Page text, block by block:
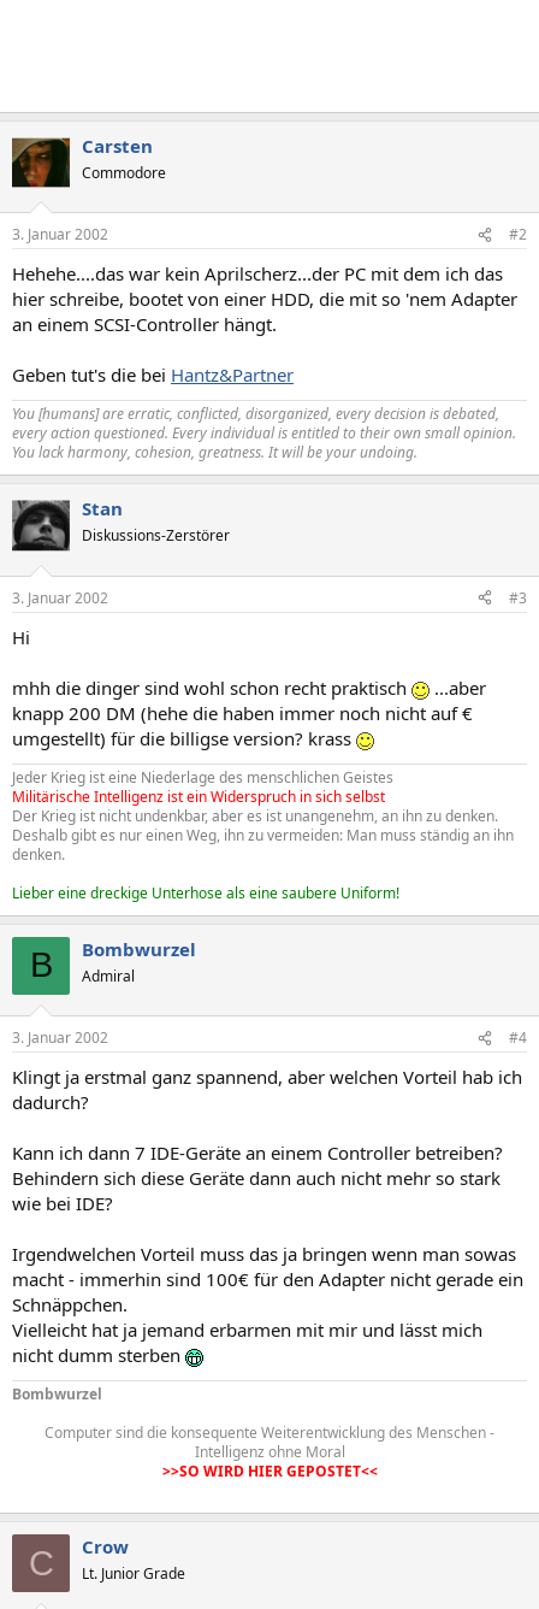
Carsten
Commodore
3. Januar 2002 #2
Hehehe....das war kein Aprilscherz...der PC mit dem ich das
hier schreibe, bootet von einer HDD, die mit so 'nem Adapter
an einem SCSI-Controller hängt.
Geben tut's die bei Hantz&Partner
You [humans] are erratic, conflicted, disorganized, every decision is debated,
every action questioned. Every individual is entitled to their own small opinion.
You lack harmony, cohesion, greatness. It will be your undoing.
Stan
Diskussions-Zerstörer
3. Januar 2002 #3
Hi
mhh die dinger sind wohl schon recht praktisch
...aber
knapp 200 DM (hehe die haben immer noch nicht auf €
umgestellt) für die billigse version? krass
Jeder Krieg ist eine Niederlage des menschlichen Geistes
Militärische Intelligenz ist ein Widerspruch in sich selbst
Der Krieg ist nicht undenkbar, aber es ist unangenehm, an ihn zu denken.
Deshalb gibt es nur einen Weg, ihn zu vermeiden: Man muss ständig an ihn
denken.
Lieber eine dreckige Unterhose als eine saubere Uniform!
B Bombwurzel
Admiral
3. Januar 2002 #4
Klingt ja erstmal ganz spannend, aber welchen Vorteil hab ich
dadurch?
Kann ich dann 7 IDE-Geräte an einem Controller betreiben?
Behindern sich diese Geräte dann auch nicht mehr so stark
wie bei IDE?
Irgendwelchen Vorteil muss das ja bringen wenn man sowas
macht - immerhin sind 100€ für den Adapter nicht gerade ein
Schnäppchen.
Vielleicht hat ja jemand erbarmen mit mir und lässt mich
nicht dumm sterben
Bombwurzel
Computer sind die konsequente Weiterentwicklung des Menschen -
Intelligenz ohne Moral
>>SO WIRD HIER GEPOSTET<<
C Crow
Lt. Junior Grade